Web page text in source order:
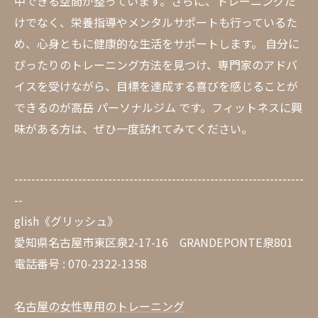
けでなく、栄養指導やメンタルサポートも行っているた
め、心身ともに健康的な生活をサポートします。 自分に
ぴったりのトレーニング方法を見つけ、専門家のアドバ
イスを受けながら、目標を達成する喜びを感じることが
できるのが高岳 パーソナルジム です。フィットネスに興
味がある方は、ぜひ一度訪れてみてください。
--------------------------------------------------------------------
--
glish《グリッシュ》
愛知県名古屋市東区泉2-17-16 GRANDEPONTE泉801
電話番号 : 070-2322-1358
名古屋の女性専用のトレーニング